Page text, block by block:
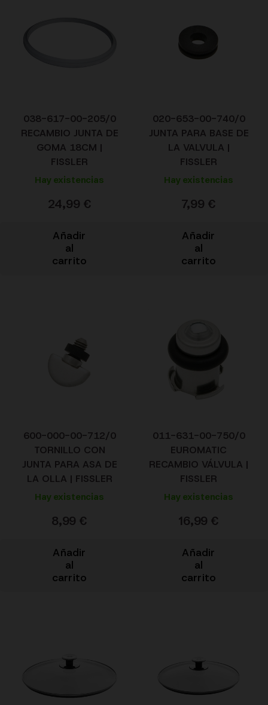
038-617-00-205/0
RECAMBIO JUNTA DE
GOMA 18CM |
FISSLER
Hay existencias
24,99 €
Añadir
al
carrito
020-653-00-740/0
JUNTA PARA BASE DE
LA VALVULA |
FISSLER
Hay existencias
7,99 €
Añadir
al
carrito
600-000-00-712/0
TORNILLO CON
JUNTA PARA ASA DE
LA OLLA | FISSLER
Hay existencias
8,99 €
Añadir
al
carrito
011-631-00-750/0
EUROMATIC
RECAMBIO VÁLVULA |
FISSLER
Hay existencias
16,99 €
Añadir
al
carrito